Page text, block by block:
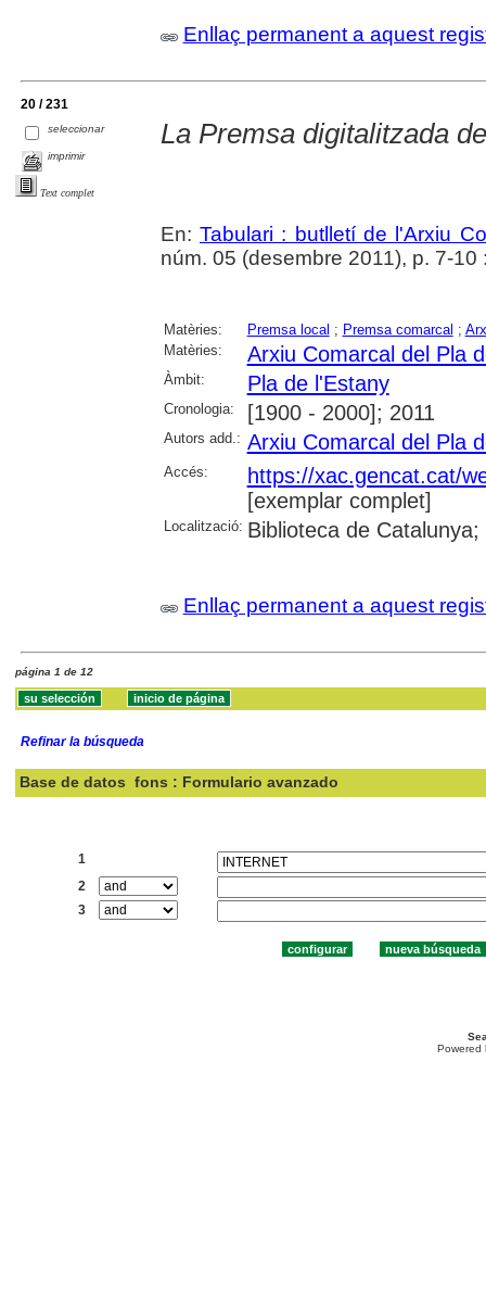
Enllaç permanent a aquest
20 / 231
seleccionar
imprimir
Text complet
La Premsa digitalitzada
En: Tabulari : butlletí de l'Arxiu
núm. 05 (desembre 2011), p. 7-10
Matèries: Premsa local ; Premsa comarcal ;
Matèries:
Arxiu Comarcal del Pla
Àmbit: Pla de l'Estany
Cronologia: [1900 - 2000]; 2011
Autors add.: Arxiu Comarcal del Pla
Accés:
https://xac.gencat.cat/
[exemplar complet]
Localització: Biblioteca de
Enllaç permanent a aquest
página 1 de 12
Refinar la búsqueda
Base de datos fons : Formulario avanzado
1
2
3